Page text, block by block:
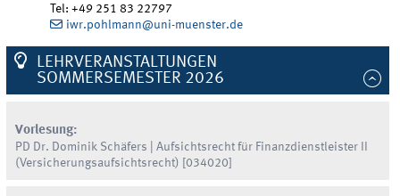
Tel:+49 251 83 22797
iwr.pohlmann@uni-muenster.de
LEHRVERANSTALTUNGEN
SOMMERSEMESTER 2026
Vorlesung:
PD Dr. Dominik Schäfers | Aufsichtsrecht für Finanzdienstleister II
(Versicherungsaufsichtsrecht) [034020]